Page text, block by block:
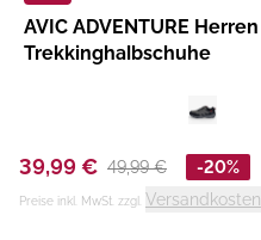
Hersteller:
AVIC ADVENTURE Herren
Trekkinghalbschuhe
39,99 € 49,99 € -20%
Preise inkl. MwSt. zzgl. Versandkosten